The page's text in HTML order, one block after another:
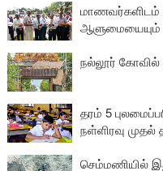
ஆளுமையையும்
நல்லூர் கோவில்
தரம் 5
நள்ளிரவு முதல்
செம்மணியில்